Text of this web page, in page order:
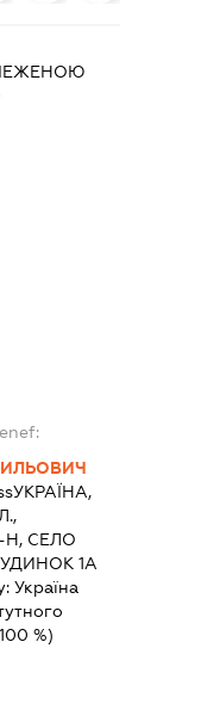
УКРАЇНА,
Н, СЕЛО
1А
Україна
%)